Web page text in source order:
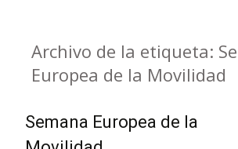
Archivo de la etiqueta:
Europea de la Movilidad
Semana Europea de la